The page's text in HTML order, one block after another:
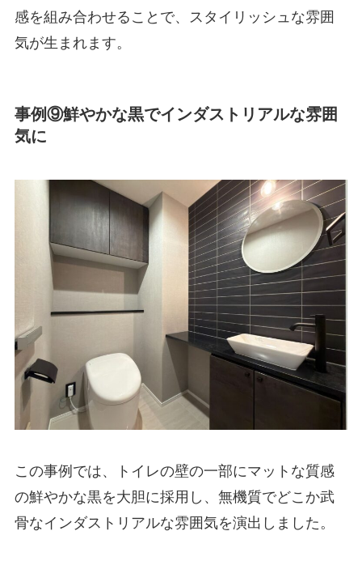
感を組み合わせることで、スタイリッシュな雰囲
気が生まれます。
事例⑨鮮やかな黒でインダストリアルな雰囲
気に
この事例では、トイレの壁の一部にマットな質感
の鮮やかな黒を大胆に採用し、無機質でどこか武
骨なインダストリアルな雰囲気を演出しました。